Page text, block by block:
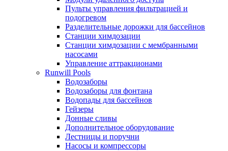
Пульты управления фильтрацией и
подогревом
Разделительные дорожки для бассейнов
Станции химдозации
Станции химдозации с мембранными
насосами
Управление аттракционами
Runwill Pools
Водозаборы
Водозаборы для фонтана
Водопады для бассейнов
Гейзеры
Донные сливы
Дополнительное оборудование
Лестницы и поручни
Насосы и компрессоры